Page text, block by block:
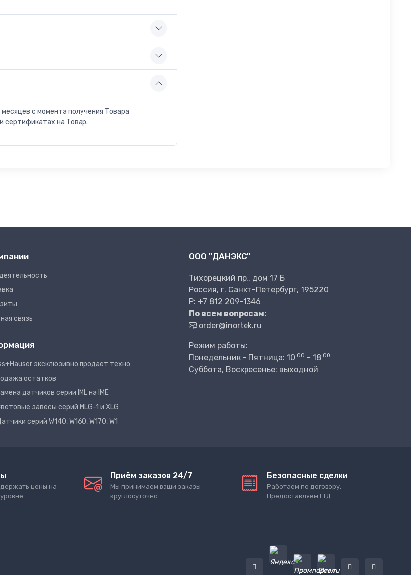
с момента получения Товара
сертификатах на Товар.
связь
эксклюзивно продает техно
остатков
датчиков серии IML на IME
завесы серий MLG-1 и XLG
серий W140, W160, W170, W1
ООО "ДАНЭКС"
Тихорецкий пр., дом 17 Б
Россия, г. Санкт-Петербург, 195220
P: +7 812 209-1346
По всем вопросам:
order@inortek.ru
Режим работы:
Понедельник - Пятница: 10 00 - 18 00
Суббота, Воскресенье: выходной
цены на
Приём заказов 24/7
Мы принимаем ваши заказы
круглосуточно
Безопасные сделки
Работаем по договору.
Предоставляем ГТД.